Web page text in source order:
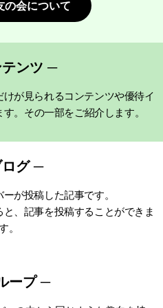
の会について
ンツ ─
けが見られるコンテンツや優待イ
。その一部をご紹介します。
グ ─
が投稿した記事です。
、記事を投稿することができま
。
ープ ─